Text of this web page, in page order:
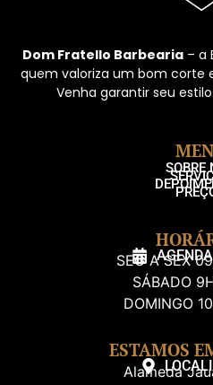
Dom Fratello Barbearia – a
quem valoriza um bom corte
Venha garantir seu
SOBRE
SEG A SEX
SÁBADO
DOMINGO
ESTAMOS
Alameda